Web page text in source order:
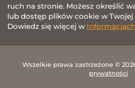
ruch na stronie. Możesz określić
lub dostęp plików cookie w Twojej
Dowiedz się więcej w
Wszelkie prawa zastrzeżone ©
prywatności